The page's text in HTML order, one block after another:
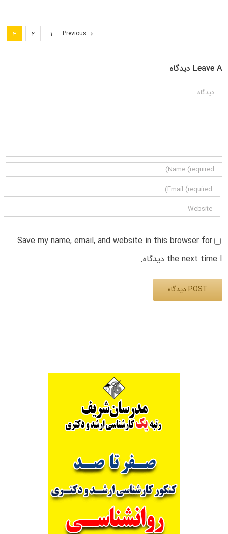
Previous ۱ ۲ ۳
Leave A دیدگاه
دیدگاه
Save my name, email, and website in this browser for
the next time I دیدگاه.